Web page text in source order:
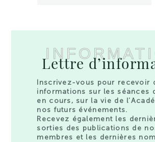
Lettre
Inscrivez-vous pour recevoir
informations sur les séances
en cours, sur la vie de
nos futurs événements.
Recevez également les
sorties des publications de
membres et les dernières